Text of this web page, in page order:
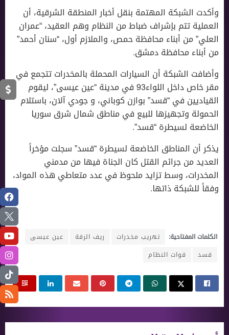
وأكدت الشبكة المهتمة بنقل أخبار المنطقة الشرقية، أن
العملية تتم بإشراف ضباط من النظام وهم العقيد، “عمران
العلي” من أبناء محافظة حمص، والملازم أول، “سنان أحمد”
من أبناء محافظة دمشق.
وأضافت الشبكة أن السيارات المحملة بالمخدرات تتجمع في
مقر خاص داخل اللواء93 في مدينة “عين عيسى”، ليقوم
القياديين في “قسد” بوازن كوباني، و جودي آلان، باستلام
الحمولة وتجهيزها للبيع في مناطق شمال شرق سوريا
الخاضعة لسيطرة “قسد”.
يذكر أن المناطق الخاضعة لسيطرة “قسد” سجلت مؤخراً
العديد من جرائم القتل كان الجناة فيها من مدمني
المخدرات، وسط تزايد ملحوظ في عدد متعاطي هذه المواد،
وفقاً للشبكة ذاتها.
الكلمات المفتاحية: تهريب مخدرات ريف الرقة
عين عيسى
قسد
قوات النظام